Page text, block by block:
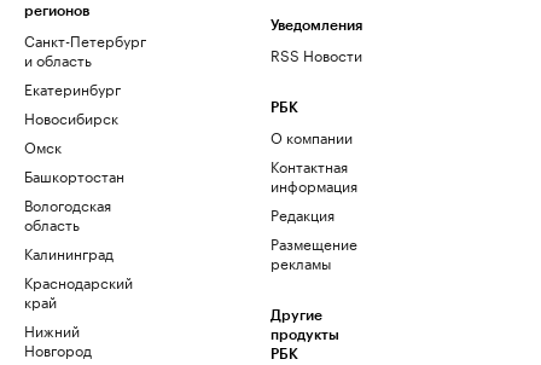
регионов
Санкт-Петербург
и область
Екатеринбург
Новосибирск
Омск
Башкортостан
Вологодская
область
Калининград
Краснодарский
край
Нижний
Новгород
Уведомления
RSS Новости
РБК
О компании
Контактная
информация
Редакция
Размещение
рекламы
Другие
продукты
РБК